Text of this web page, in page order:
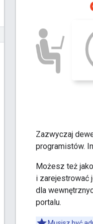
Zazwyczaj
programistów.
Możesz też
i zarejestrować
dla
portalu.